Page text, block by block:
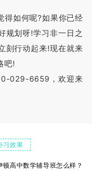
如何呢?如果你已经
规划呀!学习非一日之
刻行动起来!现在就来
吧!
029-6659，欢迎来
习效果
高中数学辅导班怎么样？